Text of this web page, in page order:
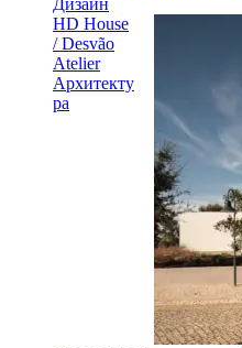
Дизайн
HD House
/ Desvão
Atelier
Архитекту
ра